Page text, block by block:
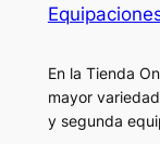
En la Tienda
mayor
y segunda